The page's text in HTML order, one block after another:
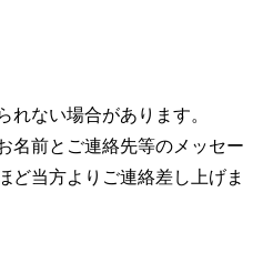
ない場合があります。
名前とご連絡先等のメッセー
ど当方よりご連絡差し上げま